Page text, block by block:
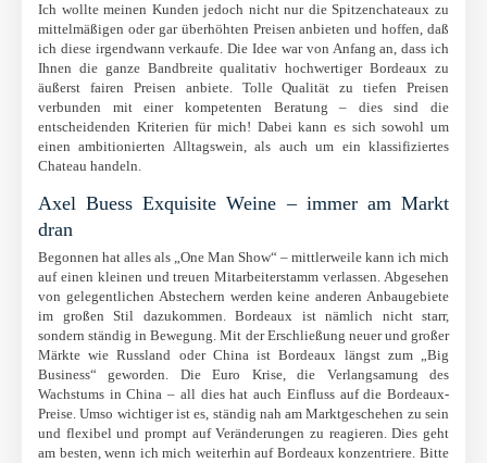
Ich wollte meinen Kunden jedoch nicht nur die Spitzenchateaux zu
mittelmäßigen oder gar überhöhten Preisen anbieten und hoffen, daß
ich diese irgendwann verkaufe. Die Idee war von Anfang an, dass ich
Ihnen die ganze Bandbreite qualitativ hochwertiger Bordeaux zu
äußerst fairen Preisen anbiete. Tolle Qualität zu tiefen Preisen
verbunden mit einer kompetenten Beratung – dies sind die
entscheidenden Kriterien für mich! Dabei kann es sich sowohl um
einen ambitionierten Alltagswein, als auch um ein klassifiziertes
Chateau handeln.
Axel Buess Exquisite Weine – immer am Markt
dran
Begonnen hat alles als „One Man Show“ – mittlerweile kann ich mich
auf einen kleinen und treuen Mitarbeiterstamm verlassen. Abgesehen
von gelegentlichen Abstechern werden keine anderen Anbaugebiete
im großen Stil dazukommen. Bordeaux ist nämlich nicht starr,
sondern ständig in Bewegung. Mit der Erschließung neuer und großer
Märkte wie Russland oder China ist Bordeaux längst zum „Big
Business“ geworden. Die Euro Krise, die Verlangsamung des
Wachstums in China – all dies hat auch Einfluss auf die Bordeaux-
Preise. Umso wichtiger ist es, ständig nah am Marktgeschehen zu sein
und flexibel und prompt auf Veränderungen zu reagieren. Dies geht
am besten, wenn ich mich weiterhin auf Bordeaux konzentriere. Bitte